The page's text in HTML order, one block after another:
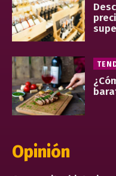
Opinión